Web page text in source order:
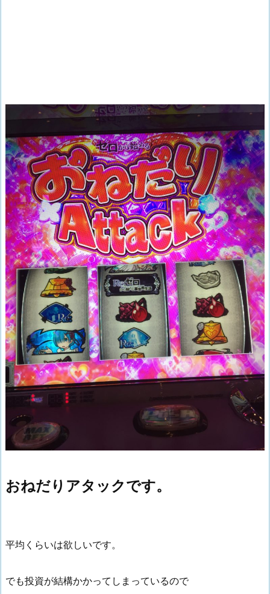
おねだりアタックです。
平均くらいは欲しいです。
でも投資が結構かかってしまっているので